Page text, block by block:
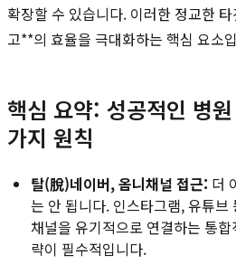
확장할 수 있습니다. 이러한 정교한
고**의 효율을 극대화하는 핵심 요소
핵심 요약: 성공적인 병
가지 원칙
탈(脫)네이버, 옴니채널 접근: 더
는 안 됩니다. 인스타그램, 유튜브
채널을 유기적으로 연결하는 통
략이 필수적입니다.